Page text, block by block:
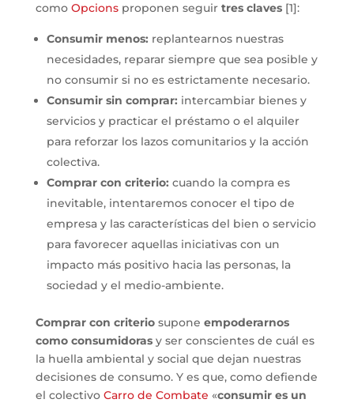
como Opcionsproponen seguirtres claves[1]:
Consumir menos: replantearnos nuestras
necesidades, reparar siempre que sea posible y
no consumir si no es estrictamente necesario.
Consumir sin comprar: intercambiar bienes y
servicios y practicar el préstamo o el alquiler
para reforzar los lazos comunitarios y la acción
colectiva.
Comprar con criterio: cuando la compra es
inevitable, intentaremos conocer el tipo de
empresa y las características del bien o servicio
para favorecer aquellas iniciativas con un
impacto más positivo hacia las personas, la
sociedad y el medio-ambiente.
Comprar con criteriosupone empoderarnos
como consumidorasy ser conscientes de cuál es
la huella ambiental y social que dejan nuestras
decisiones de consumo. Y es que, como defiende
el colectivo Carro de Combate «consumir es un